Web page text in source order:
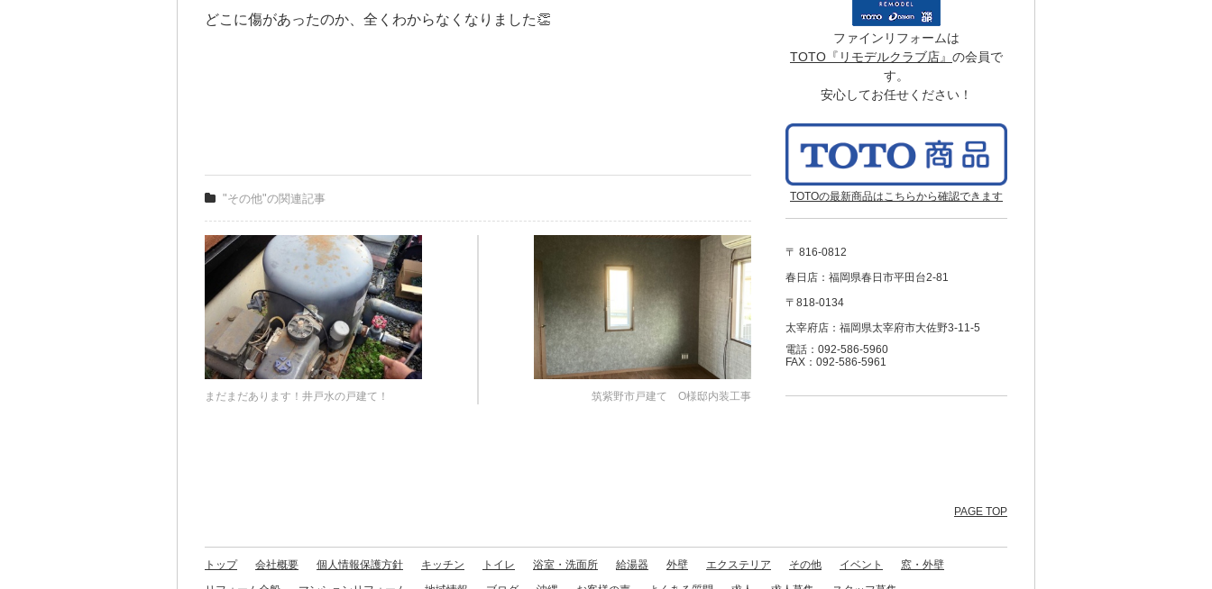
ファインリフォームは
TOTO『リモデルクラブ店』 の会員で
す。
安心してお任せください！
TOTOの最新商品はこちらから確認できます
〒 816-0812
春日店：福岡県春日市平田台2-81
〒818-0134
太宰府店：福岡県太宰府市大佐野3-11-5
電話：092-586-5960
FAX：092-586-5961
どこに傷があったのか、全くわからなくなりました👏
"その他"の関連記事
まだまだあります！井戸水の戸建て！ 筑紫野市戸建て O様邸内装工事
PAGE TOP
トップ 会社概要 個人情報保護方針 キッチン トイレ 浴室・洗面所 給湯器 外壁 エクステリア その他 イベント
窓・外壁